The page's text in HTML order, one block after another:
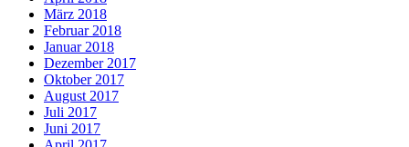
März 2018
Februar 2018
Januar 2018
Dezember 2017
Oktober 2017
August 2017
Juli 2017
Juni 2017